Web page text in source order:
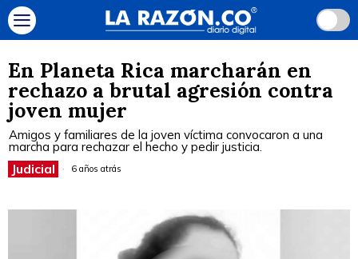
En Planeta Rica marcharán en
rechazo a brutal agresión contra
joven mujer
Amigos y familiares de la joven víctima convocaron a una
marcha para rechazar el hecho y pedir justicia.
Judicial 6 años atrás